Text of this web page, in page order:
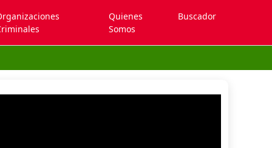
Quienes
Somos
Buscador